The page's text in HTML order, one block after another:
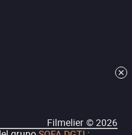
Filmelier ©2026